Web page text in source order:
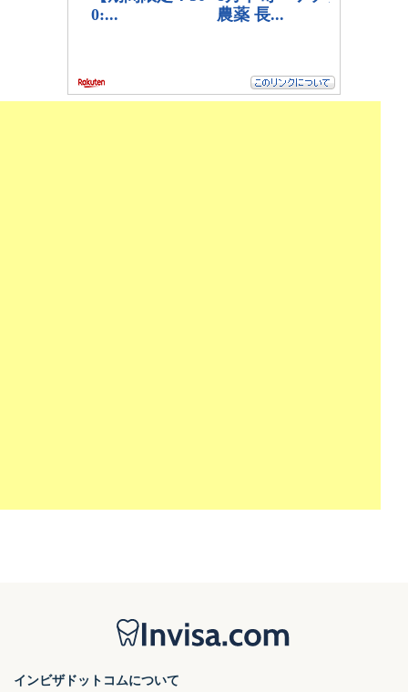
インビザドットコムについて